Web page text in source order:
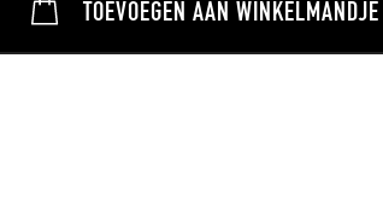
TOEVOEGEN AAN WINKELMANDJE